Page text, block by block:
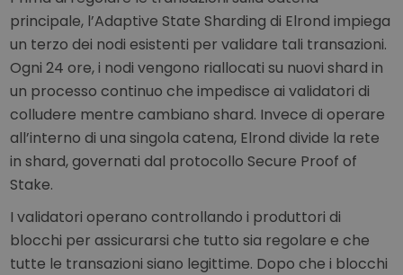
principale, l’Adaptive State Sharding di Elrond impiega
un terzo dei nodi esistenti per validare tali transazioni.
Ogni 24 ore, i nodi vengono riallocati su nuovi shard in
un processo continuo che impedisce ai validatori di
colludere mentre cambiano shard. Invece di operare
all’interno di una singola catena, Elrond divide la rete
in shard, governati dal protocollo Secure Proof of
Stake.
I validatori operano controllando i produttori di
blocchi per assicurarsi che tutto sia regolare e che
tutte le transazioni siano legittime. Dopo che i blocchi